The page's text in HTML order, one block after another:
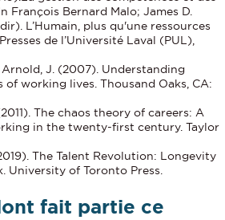
François Bernard Malo; James D.
L’Humain, plus qu'une ressources
de l’Université Laval (PUL),
Arnold, J. (2007). Understanding
of working lives. Thousand Oaks, CA:
The chaos theory of careers: A
in the twenty-first century. Taylor
The Talent Revolution: Longevity
University of Toronto Press.
fait partie ce